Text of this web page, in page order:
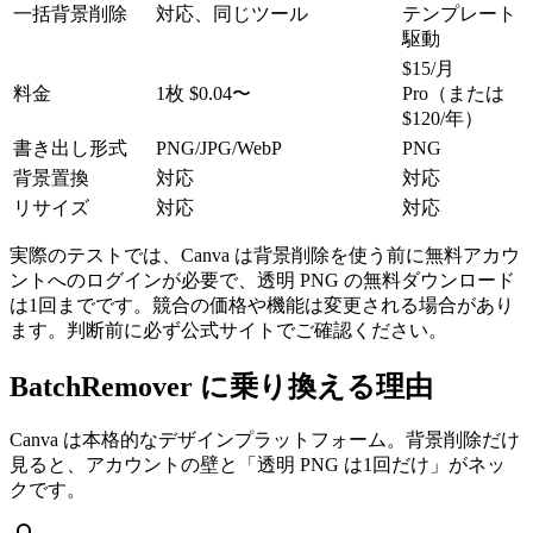
一括背景削除 対応、同じツール
テンプレート
駆動
料金 1枚 $0.04〜
$15/月
Pro（または
$120/年）
書き出し形式
PNG/JPG/WebP
PNG
背景置換
対応
対応
リサイズ
対応 対応
実際のテストでは、Canva は背景削除を使う前に無料アカウ
ントへのログインが必要で、透明 PNG の無料ダウンロード
は1回までです。競合の価格や機能は変更される場合があり
ます。判断前に必ず公式サイトでご確認ください。
BatchRemover に乗り換える理由
Canva は本格的なデザインプラットフォーム。背景削除だけ
見ると、アカウントの壁と「透明 PNG は1回だけ」がネッ
クです。